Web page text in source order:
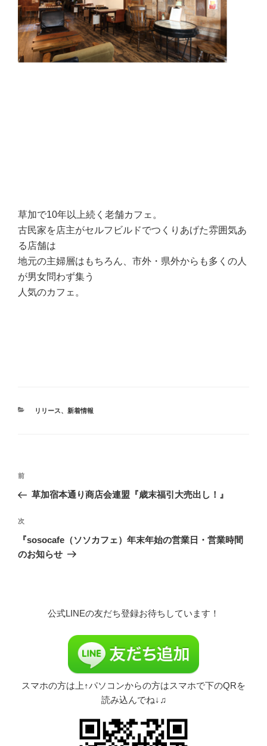
草加で10年以上続く老舗カフェ。
古民家を店主がセルフビルドでつくりあげた雰囲気あ
る店舗は
地元の主婦層はもちろん、市外・県外からも多くの人
が男女問わず集う
人気のカフェ。
カ
リリース、 新着情報
投
ナ
ビ
ゲ
ー
前
の
稿
前
草加宿本通り商店会連盟『歳末福引大売出し！』
次
の
投
次
『sosocafe（ソソカフェ）年末年始の営業日・営業時間
のお知らせ
公式LINEの友だち登録お待ちしています！
スマホの方は上↑パソコンからの方はスマホで下のQRを
読み込んでね↓♫